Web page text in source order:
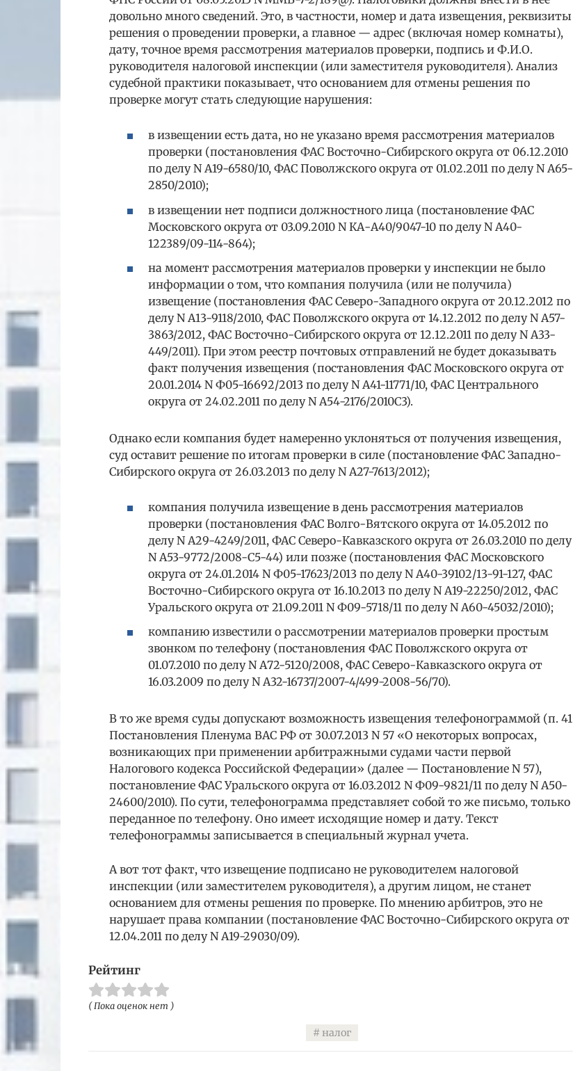
довольно много сведений. Это, в частности, номер и дата извещения, реквизиты
решения о проведении проверки, а главное — адрес (включая номер комнаты),
дату, точное время рассмотрения материалов проверки, подпись и Ф.И.О.
руководителя налоговой инспекции (или заместителя руководителя). Анализ
судебной практики показывает, что основанием для отмены решения по
проверке могут стать следующие нарушения:
в извещении есть дата, но не указано время рассмотрения материалов
проверки (постановления ФАС Восточно-Сибирского округа от 06.12.2010
по делу N А19-6580/10, ФАС Поволжского округа от 01.02.2011 по делу N А65-
2850/2010);
в извещении нет подписи должностного лица (постановление ФАС
Московского округа от 03.09.2010 N КА-А40/9047-10 по делу N А40-
122389/09-114-864);
на момент рассмотрения материалов проверки у инспекции не было
информации о том, что компания получила (или не получила)
извещение (постановления ФАС Северо-Западного округа от 20.12.2012 по
делу N А13-9118/2010, ФАС Поволжского округа от 14.12.2012 по делу N А57-
3863/2012, ФАС Восточно-Сибирского округа от 12.12.2011 по делу N А33-
449/2011). При этом реестр почтовых отправлений не будет доказывать
факт получения извещения (постановления ФАС Московского округа от
20.01.2014 N Ф05-16692/2013 по делу N А41-11771/10, ФАС Центрального
округа от 24.02.2011 по делу N А54-2176/2010С3).
Однако если компания будет намеренно уклоняться от получения извещения,
суд оставит решение по итогам проверки в силе (постановление ФАС Западно-
Сибирского округа от 26.03.2013 по делу N А27-7613/2012);
компания получила извещение в день рассмотрения материалов
проверки (постановления ФАС Волго-Вятского округа от 14.05.2012 по
делу N А29-4249/2011, ФАС Северо-Кавказского округа от 26.03.2010 по делу
N А53-9772/2008-С5-44) или позже (постановления ФАС Московского
округа от 24.01.2014 N Ф05-17623/2013 по делу N А40-39102/13-91-127, ФАС
Восточно-Сибирского округа от 16.10.2013 по делу N А19-22250/2012, ФАС
Уральского округа от 21.09.2011 N Ф09-5718/11 по делу N А60-45032/2010);
компанию известили о рассмотрении материалов проверки простым
звонком по телефону (постановления ФАС Поволжского округа от
01.07.2010 по делу N А72-5120/2008, ФАС Северо-Кавказского округа от
16.03.2009 по делу N А32-16737/2007-4/499-2008-56/70).
В то же время суды допускают возможность извещения телефонограммой (п. 41
Постановления Пленума ВАС РФ от 30.07.2013 N 57 «О некоторых вопросах,
возникающих при применении арбитражными судами части первой
Налогового кодекса Российской Федерации» (далее — Постановление N 57),
постановление ФАС Уральского округа от 16.03.2012 N Ф09-9821/11 по делу N А50-
24600/2010). По сути, телефонограмма представляет собой то же письмо, только
переданное по телефону. Оно имеет исходящие номер и дату. Текст
телефонограммы записывается в специальный журнал учета.
А вот тот факт, что извещение подписано не руководителем налоговой
инспекции (или заместителем руководителя), а другим лицом, не станет
основанием для отмены решения по проверке. По мнению арбитров, это не
нарушает права компании (постановление ФАС Восточно-Сибирского округа от
12.04.2011 по делу N А19-29030/09).
Рейтинг
( Пока оценок нет )
налог